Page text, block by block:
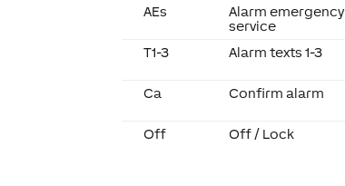
AEs
Alarm emergency
service
T1-3 Alarm texts 1-3
Ca Confirm alarm
Off Off / Lock